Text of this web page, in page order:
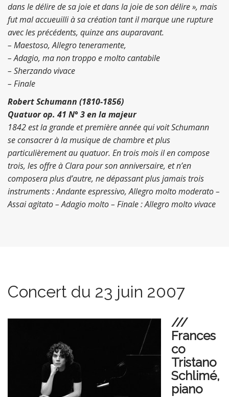
dans le délire de sa joie et dans la joie de son délire », mais
fut mal accueuilli à sa création tant il marque une rupture
avec les précédents, quinze ans auparavant.
– Maestoso, Allegro teneramente,
– Adagio, ma non troppo e molto cantabile
– Sherzando vivace
– Finale
Robert Schumann (1810-1856)
Quatuor op. 41 N° 3 en la majeur
1842 est la grande et première année qui voit Schumann
se consacrer à la musique de chambre et plus
particulièrement au quatuor. En trois mois il en compose
trois, les offre à Clara pour son anniversaire, et n’en
composera plus d’autre, ne dépassant plus jamais trois
instruments : Andante espressivo, Allegro molto moderato –
Assai agitato – Adagio molto – Finale : Allegro molto vivace
Concert du 23 juin 2007
///
Frances
co
Tristano
Schlimé,
piano